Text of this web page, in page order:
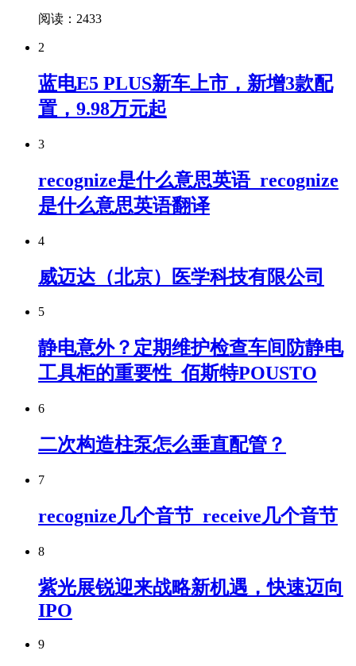
阅读：2433
2
蓝电E5 PLUS新车上市，新增3款配
置，9.98万元起
3
recognize是什么意思英语_recognize
是什么意思英语翻译
4
威迈达（北京）医学科技有限公司
5
静电意外？定期维护检查车间防静电
工具柜的重要性_佰斯特POUSTO
6
二次构造柱泵怎么垂直配管？
7
recognize几个音节_receive几个音节
8
紫光展锐迎来战略新机遇，快速迈向
IPO
9